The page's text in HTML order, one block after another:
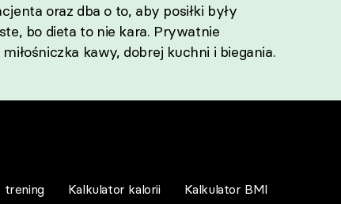
oraz dba o to, aby posiłki były
bo dieta to nie kara. Prywatnie
kawy, dobrej kuchni i biegania.
trening Kalkulator kalorii Kalkulator BMI